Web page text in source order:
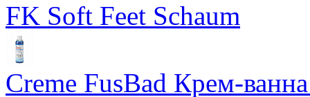
FK Soft Feet Schaum
Creme FusBad Крем-